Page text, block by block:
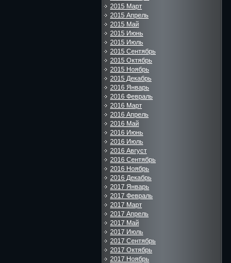
2015 Март
2015 Апрель
2015 Май
2015 Июнь
2015 Июль
2015 Сентябрь
2015 Октябрь
2015 Ноябрь
2015 Декабрь
2016 Январь
2016 Февраль
2016 Март
2016 Апрель
2016 Май
2016 Июнь
2016 Июль
2016 Август
2016 Сентябрь
2016 Ноябрь
2016 Декабрь
2017 Январь
2017 Февраль
2017 Март
2017 Апрель
2017 Май
2017 Июль
2017 Сентябрь
2017 Октябрь
2017 Ноябрь